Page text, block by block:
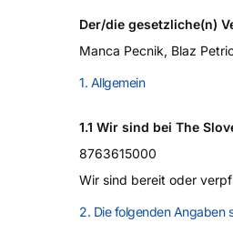
Der/die gesetzliche(n)
Manca Pecnik, Blaz Petric
1. Allgemein
1.1 Wir sind bei The
8763615000
Wir sind bereit oder
2. Die folgenden Angaben